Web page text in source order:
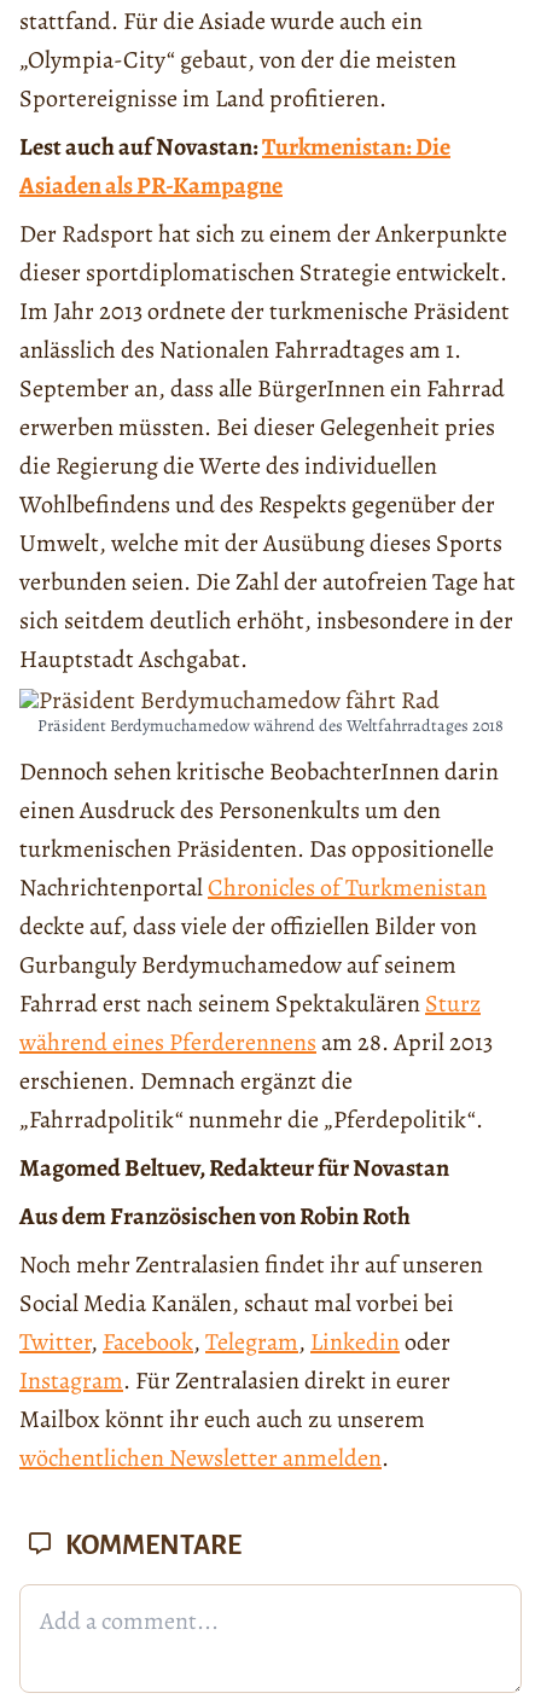
stattfand. Für die Asiade wurde auch ein
„Olympia-City“ gebaut, von der die meisten
Sportereignisse im Land profitieren.
Lest auch auf Novastan:Turkmenistan: Die
Asiaden als PR-Kampagne
Der Radsport hat sich zu einem der Ankerpunkte
dieser sportdiplomatischen Strategie entwickelt.
Im Jahr 2013 ordnete der turkmenische Präsident
anlässlich des Nationalen Fahrradtages am 1.
September an, dass alle BürgerInnen ein Fahrrad
erwerben müssten. Bei dieser Gelegenheit pries
die Regierung die Werte des individuellen
Wohlbefindens und des Respekts gegenüber der
Umwelt, welche mit der Ausübung dieses Sports
verbunden seien. Die Zahl der autofreien Tage hat
sich seitdem deutlich erhöht, insbesondere in der
Hauptstadt Aschgabat.
Präsident Berdymuchamedow während des Weltfahrradtages 2018
Dennoch sehen kritische BeobachterInnen darin
einen Ausdruck des Personenkults um den
turkmenischen Präsidenten. Das oppositionelle
NachrichtenportalChronicles of Turkmenistan
deckte auf, dass viele der offiziellen Bilder von
Gurbanguly Berdymuchamedow auf seinem
Fahrrad erst nach seinem SpektakulärenSturz
während eines Pferderennensam 28. April 2013
erschienen. Demnach ergänzt die
„Fahrradpolitik“ nunmehr die „Pferdepolitik“.
Magomed Beltuev, Redakteur für Novastan
Aus dem Französischen von Robin Roth
Noch mehr Zentralasien findet ihr auf unseren
Social Media Kanälen, schaut mal vorbei bei
Twitter, Facebook,Telegram, Linkedinoder
Instagram. Für Zentralasien direkt in eurer
Mailbox könnt ihr euch auch zu unserem
wöchentlichen Newsletter anmelden.
KOMMENTARE